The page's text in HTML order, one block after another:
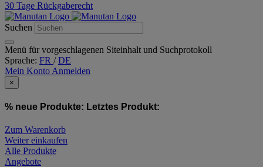
30 Tage Rückgaberecht
Suchen
Menü für vorgeschlagenen Siteinhalt und Suchprotokoll
Sprache: FR /DE
Mein Konto Anmelden
×
% neue Produkte: Letztes Produkt:
Zum Warenkorb
Weiter einkaufen
Alle Produkte
Angebote